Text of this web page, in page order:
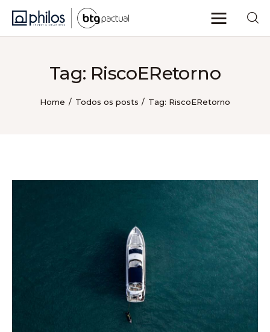
Tag: RiscoERetorno
Home Todos os posts Tag: RiscoERetorno
Philos Insights
Voltar ao site